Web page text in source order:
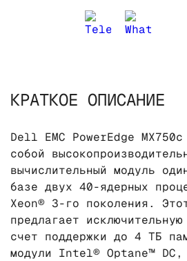
КРАТКОЕ ОПИСАНИЕ
Dell EMC PowerEdge
собой
вычислительный модуль
базе двух 40-ядерных
Xeon® 3-го поколения.
предлагает
счет поддержки до 4 ТБ
модули Intel® Optane™ DC,